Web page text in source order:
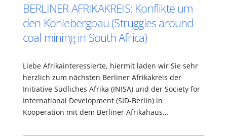
BERLINER AFRIKAKREIS: Konflikte um
den Kohlebergbau (Struggles around
coal mining in South Africa)
Liebe Afrikainteressierte, hiermit laden wir Sie sehr
herzlich zum nächsten Berliner Afrikakreis der
Initiative Südliches Afrika (INISA) und der Society for
International Development (SID-Berlin) in
Kooperation mit dem Berliner Afrikahaus…